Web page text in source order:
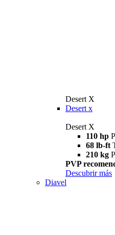
Desert X
Desert x
Desert X
110 hp
68 lb-ft
210 kg
PVP
Descubrir más
Diavel